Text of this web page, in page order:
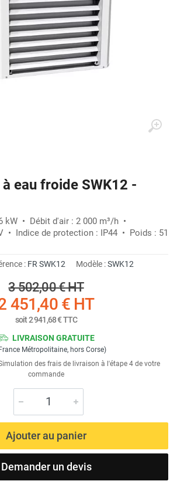
eau froide SWK12 -
kW • Débit d'air : 2 000 m³/h •
• Indice de protection : IP44 • Poids : 51
: FR SWK12 Modèle :SWK12
3 502,00 €HT
451,40 € HT
soit2 941,68 €TTC
LIVRAISON GRATUITE
Métropolitaine, hors Corse)
des frais de livraison à l'étape 4 de votre
commande
Ajouter au panier
Demander un devis